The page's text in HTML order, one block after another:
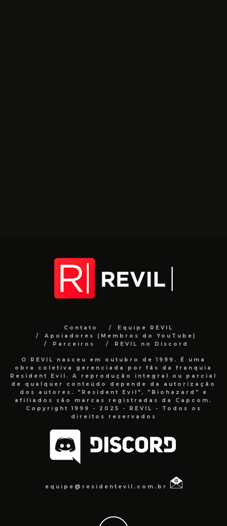
Contato
Equipe REVIL
Apoiadores (Membros do YouTube)
Parceiros
REVIL no Discord
O REVIL nasceu em outubro de 1999. É uma
obra coletiva gerenciada por fãs da franquia
Resident Evil. A reprodução integral ou parcial
de qualquer conteúdo depende da autorização
dos autores. "Resident Evil", "Biohazard" e
afiliados são marcas registradas da Capcom.
Copyright 1999 - 2025 - REVIL - Todos os
direitos reservados
equipe@residentevil.com.br